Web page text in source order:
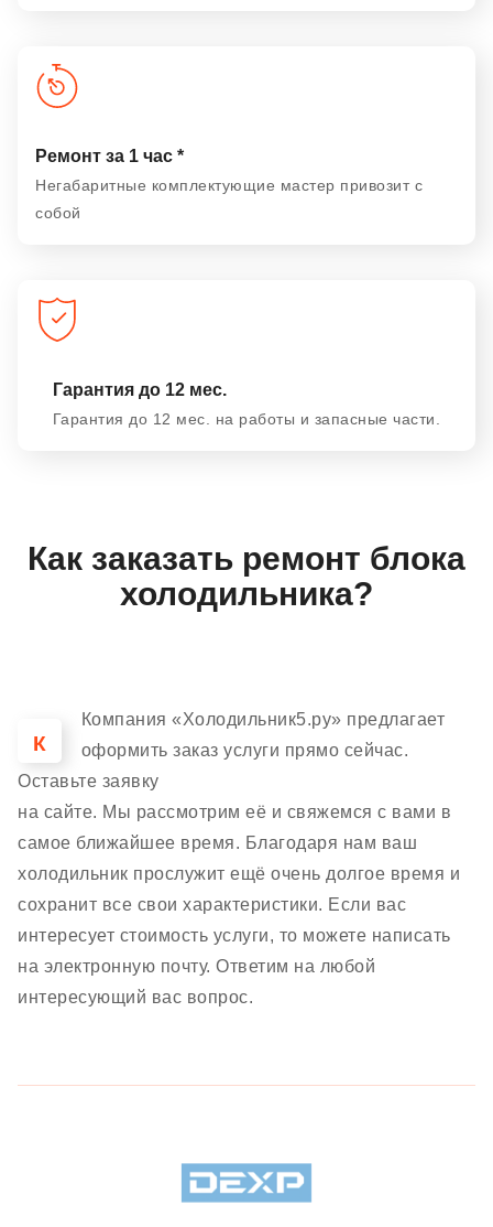
Ремонт за 1 час *
Негабаритные комплектующие мастер привозит с
собой
Гарантия до 12 мес.
Гарантия до 12 мес. на работы и запасные части.
Как заказать ремонт блока
холодильника?
К
Компания «Холодильник5.ру» предлагает
оформить заказ услуги прямо сейчас.
Оставьте заявку
на сайте. Мы рассмотрим её и свяжемся с вами в
самое ближайшее время. Благодаря нам ваш
холодильник прослужит ещё очень долгое время и
сохранит все свои характеристики. Если вас
интересует стоимость услуги, то можете написать
на электронную почту. Ответим на любой
интересующий вас вопрос.